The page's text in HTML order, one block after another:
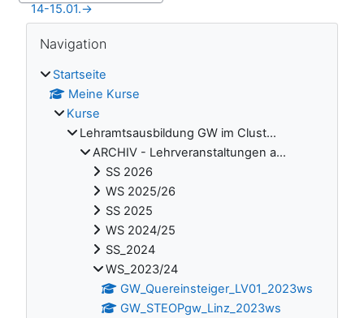
→
14-15.01.
Blöcke
Navigation
Startseite
Meine Kurse
Kurse
Lehramtsausbildung GW im Clust...
ARCHIV - Lehrveranstaltungen a...
SS 2026
WS 2025/26
SS 2025
WS 2024/25
SS_2024
WS_2023/24
GW_Quereinsteiger_LV01_2023ws
GW_STEOPgw_Linz_2023ws